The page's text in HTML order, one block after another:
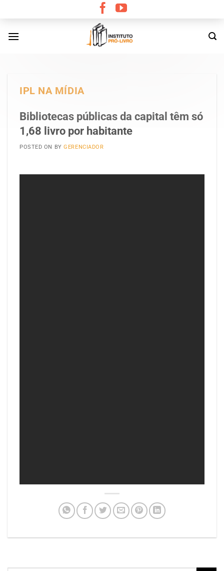
content
IPL NA MÍDIA
Bibliotecas públicas da capital têm só
1,68 livro por habitante
POSTED ON BYGERENCIADOR